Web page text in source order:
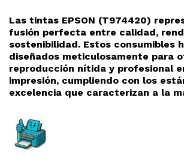
Las tintas EPSON (T974420)
fusión perfecta entre calidad,
sostenibilidad. Estos consumibles
diseñados meticulosamente para
reproducción nítida y profesional
impresión, cumpliendo con los
excelencia que caracterizan a la